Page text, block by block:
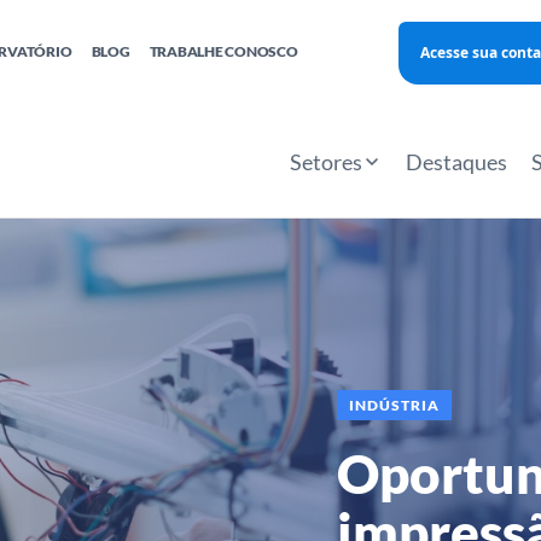
BLOG TRABALHE CONOSCO Acesse sua conta
Setores Destaques
INDÚSTRIA